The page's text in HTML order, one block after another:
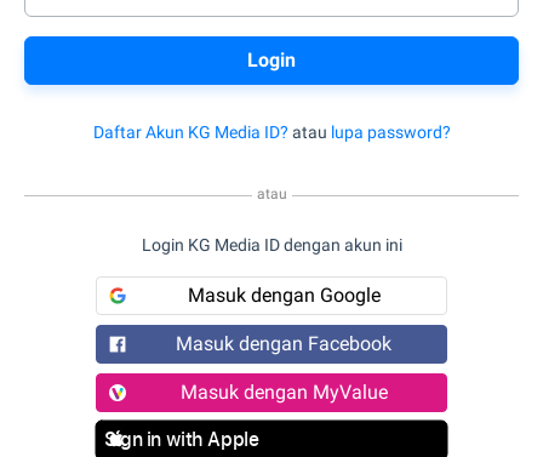
Daftar Akun KG Media ID? atau lupa password?
atau
Login KG Media ID dengan akun ini
Masuk dengan Google
Masuk dengan Facebook
Masuk dengan MyValue
Sign in with Apple